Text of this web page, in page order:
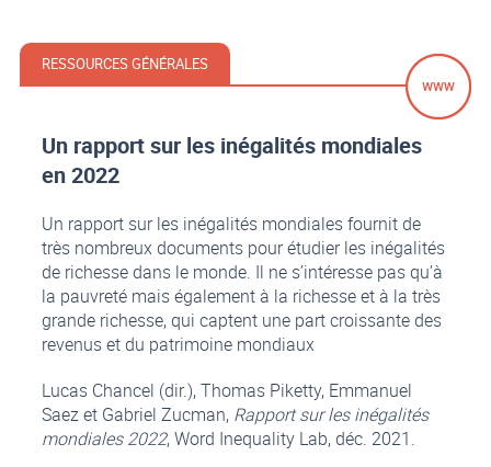
RESSOURCES GÉNÉRALES
Un rapport sur les inégalités mondiales
en 2022
Un rapport sur les inégalités mondiales fournit de
très nombreux documents pour étudier les inégalités
de richesse dans le monde. Il ne s’intéresse pas qu’à
la pauvreté mais également à la richesse et à la très
grande richesse, qui captent une part croissante des
revenus et du patrimoine mondiaux
Lucas Chancel (dir.), Thomas Piketty, Emmanuel
Saez et Gabriel Zucman, Rapport sur les inégalités
mondiales 2022, Word Inequality Lab, déc. 2021.